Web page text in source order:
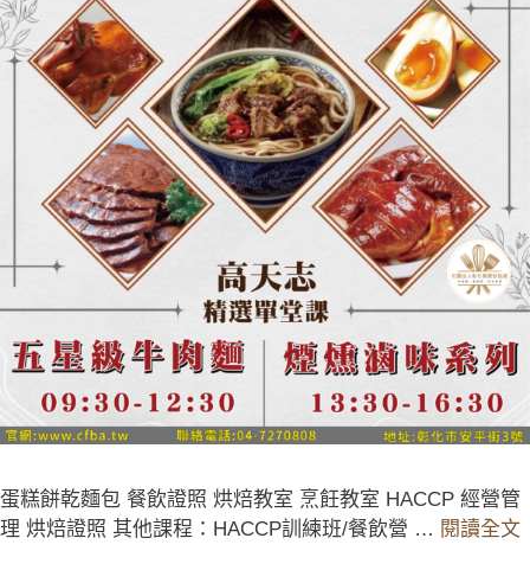
蛋糕餅乾麵包 餐飲證照 烘焙教室 烹飪教室 HACCP 經營管
理 烘焙證照 其他課程：HACCP訓練班/餐飲營 … 閱讀全文